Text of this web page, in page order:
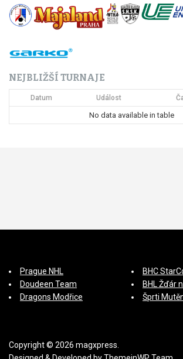
NEJBLIŽŠÍ TURNAJE
Datum Událost
No data available in table
BHC
BHL Žďár
Šprti
Prague NHL
Doudeen Team
Dragons Modřice
Copyright © 2026 magxpress.